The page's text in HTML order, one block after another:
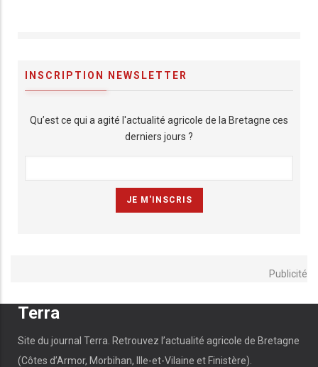
INSCRIPTION NEWSLETTER
Qu’est ce qui a agité l'actualité agricole de la Bretagne ces
derniers jours ?
Publicité
Terra
Site du journal Terra. Retrouvez l’actualité agricole de Bretagne
(Côtes d’Armor, Morbihan, Ille-et-Vilaine et Finistère).